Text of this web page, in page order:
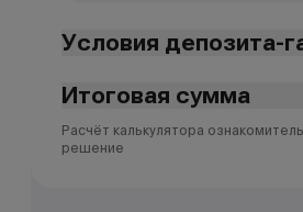
Условия депозита-
Итоговая сумма
Расчёт калькулятора
решение